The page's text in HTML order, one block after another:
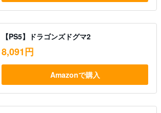
【PS5】ドラゴンズドグマ2
8,091円
Amazonで購入